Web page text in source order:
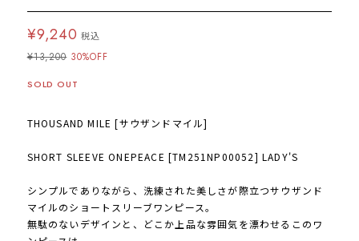
¥9,240 税込
¥13,200 30%OFF
SOLD OUT
THOUSAND MILE [サウザンドマイル]
SHORT SLEEVE ONEPEACE [TM251NP00052] LADY'S
シンプルでありながら、洗練された美しさが際立つサウザンド
マイルのショートスリーブワンピース。
無駄のないデザインと、どこか上品な雰囲気を漂わせるこのワ